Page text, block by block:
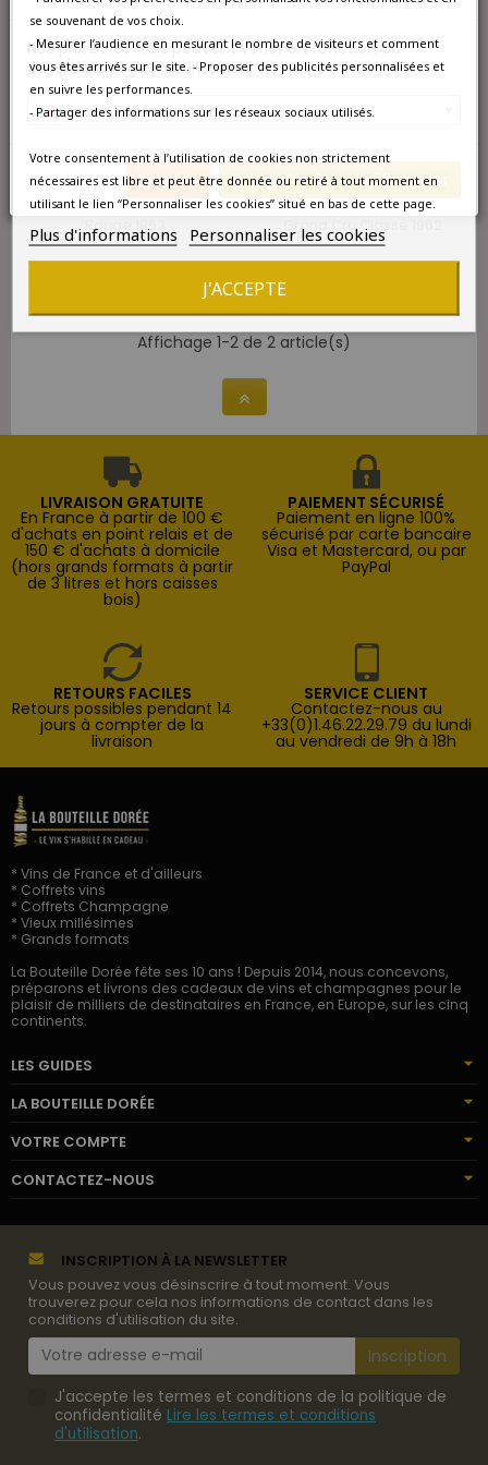
Nos prix et les frais peuvent varier en fonction du
pays/de la région de livraison.
France métropolitaine
Annuler Enregistrer les modifications
DISPONIBLE À L'UNITÉ
Maison Cazes Rivesaltes
Rouge 1962
DISPONIBLE À L'UNITÉ
Château Latour Pauillac 1er
Grand Cru Classé 1962
2 490,00 €
Affichage 1-2 de 2 article(s)
LIVRAISON GRATUITE
En France à partir de 100 €
d'achats en point relais et de
150 € d'achats à domicile
(hors grands formats à partir
de 3 litres et hors caisses
bois)
PAIEMENT SÉCURISÉ
Paiement en ligne 100%
sécurisé par carte bancaire
Visa et Mastercard, ou par
PayPal
RETOURS FACILES
Retours possibles pendant 14
jours à compter de la
livraison
SERVICE CLIENT
Contactez-nous au
+33(0)1.46.22.29.79 du lundi
au vendredi de 9h à 18h
* Vins de France et d'ailleurs
* Coffrets vins
* Coffrets Champagne
* Vieux millésimes
* Grands formats
La Bouteille Dorée fête ses 10 ans ! Depuis 2014, nous concevons,
préparons et livrons des cadeaux de vins et champagnes pour le
plaisir de milliers de destinataires en France, en Europe, sur les cinq
continents.
LES GUIDES
LA BOUTEILLE DORÉE
VOTRE COMPTE
CONTACTEZ-NOUS
se souvenant de vos choix.
- Mesurer l’audience en mesurant le nombre de visiteurs et comment
vous êtes arrivés sur le site. - Proposer des publicités personnalisées et
en suivre les performances.
- Partager des informations sur les réseaux sociaux utilisés.
Votre consentement à l’utilisation de cookies non strictement
nécessaires est libre et peut être donnée ou retiré à tout moment en
utilisant le lien “Personnaliser les cookies” situé en bas de cette page.
Plus d'informations Personnaliser les cookies
J'ACCEPTE
INSCRIPTION À LA NEWSLETTER
Vous pouvez vous désinscrire à tout moment. Vous
trouverez pour cela nos informations de contact dans les
conditions d'utilisation du site.
J'accepte les termes et conditions de la politique de
confidentialité Lire les termes et conditions
d'utilisation.